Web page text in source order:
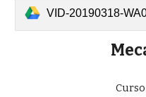
VID-20190318-